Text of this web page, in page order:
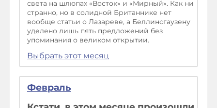
света на шлюпах «Восток» и «Мирный». Как ни
странно, но в солидной Британнике нет
вообще статьи о Лазареве, а Беллинсгаузену
уделено лишь пять предложений без
упоминания о великом открытии.
Выбрать этот месяц
Февраль